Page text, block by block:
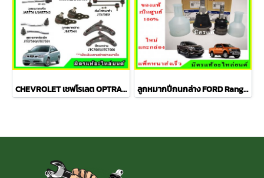
CHEVROLET เชฟโรเลต OPTRA ปี 03-08 ชุดช่วงล่าง TRW ลูกหมากปีกนกล่าง FORD Ranger T6 / MAZDA BT50 PRO 2WD , 4WD